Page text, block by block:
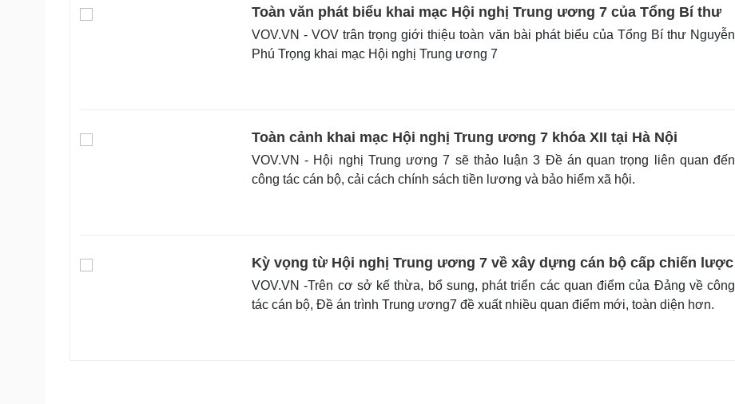
Toàn văn phát biểu khai mạc Hội nghị Trung ương 7 của Tổng Bí thư
VOV.VN - VOV trân trọng giới thiệu toàn văn bài phát biểu của Tổng Bí thư Nguyễn
Phú Trọng khai mạc Hội nghị Trung ương 7
Toàn cảnh khai mạc Hội nghị Trung ương 7 khóa XII tại Hà Nội
VOV.VN - Hội nghị Trung ương 7 sẽ thảo luận 3 Đề án quan trọng liên quan đến
công tác cán bộ, cải cách chính sách tiền lương và bảo hiểm xã hội.
Kỳ vọng từ Hội nghị Trung ương 7 về xây dựng cán bộ cấp chiến lược
VOV.VN -Trên cơ sở kế thừa, bổ sung, phát triển các quan điểm của Đảng về công
tác cán bộ, Đề án trình Trung ương7 đề xuất nhiều quan điểm mới, toàn diện hơn.